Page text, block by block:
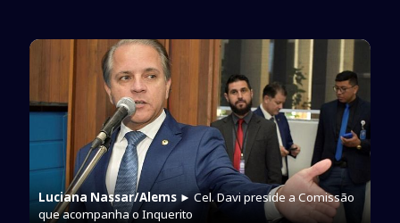
Luciana Nassar/Alems► Cel. Davi preside a Comissão
que acompanha o Inquerito